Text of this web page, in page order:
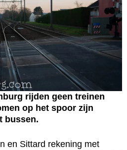
rijden geen treinen
op het spoor zijn
bussen.
en Sittard rekening met